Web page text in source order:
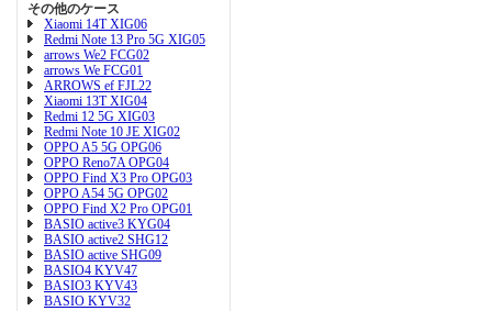
その他のケース
Xiaomi 14T XIG06
Redmi Note 13 Pro 5G XIG05
arrows We2 FCG02
arrows We FCG01
ARROWS ef FJL22
Xiaomi 13T XIG04
Redmi 12 5G XIG03
Redmi Note 10 JE XIG02
OPPO A5 5G OPG06
OPPO Reno7A OPG04
OPPO Find X3 Pro OPG03
OPPO A54 5G OPG02
OPPO Find X2 Pro OPG01
BASIO active3 KYG04
BASIO active2 SHG12
BASIO active SHG09
BASIO4 KYV47
BASIO3 KYV43
BASIO KYV32